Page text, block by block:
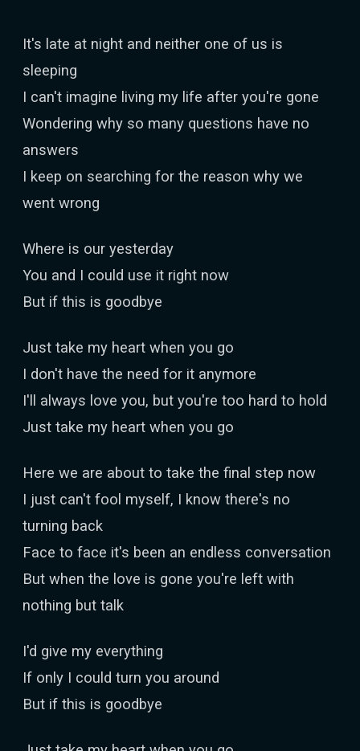
It's late at night and neither one of us is
sleeping
I can't imagine living my life after you're gone
Wondering why so many questions have no
answers
I keep on searching for the reason why we
went wrong
Where is our yesterday
You and I could use it right now
But if this is goodbye
Just take my heart when you go
I don't have the need for it anymore
I'll always love you, but you're too hard to hold
Just take my heart when you go
Here we are about to take the final step now
I just can't fool myself, I know there's no
turning back
Face to face it's been an endless conversation
But when the love is gone you're left with
nothing but talk
I'd give my everything
If only I could turn you around
But if this is goodbye